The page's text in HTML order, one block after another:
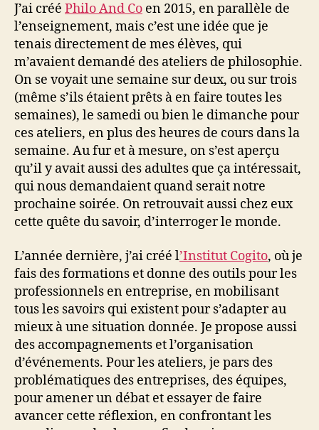
J’ai créé Philo And Co en 2015, en parallèle de
l’enseignement, mais c’est une idée que je
tenais directement de mes élèves, qui
m’avaient demandé des ateliers de philosophie.
On se voyait une semaine sur deux, ou sur trois
(même s’ils étaient prêts à en faire toutes les
semaines), le samedi ou bien le dimanche pour
ces ateliers, en plus des heures de cours dans la
semaine. Au fur et à mesure, on s’est aperçu
qu’il y avait aussi des adultes que ça intéressait,
qui nous demandaient quand serait notre
prochaine soirée. On retrouvait aussi chez eux
cette quête du savoir, d’interroger le monde.
L’année dernière, j’ai créé l’Institut Cogito, où je
fais des formations et donne des outils pour les
professionnels en entreprise, en mobilisant
tous les savoirs qui existent pour s’adapter au
mieux à une situation donnée. Je propose aussi
des accompagnements et l’organisation
d’événements. Pour les ateliers, je pars des
problématiques des entreprises, des équipes,
pour amener un débat et essayer de faire
avancer cette réflexion, en confrontant les